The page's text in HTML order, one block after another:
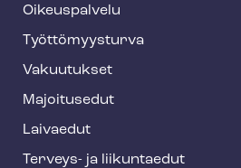
o
o
t
e
Oikeuspalvelu
Työt­tö­myys­tur­va
Vakuutukset
Majoitusedut
Laivaedut
Terveys- ja liikuntaedut